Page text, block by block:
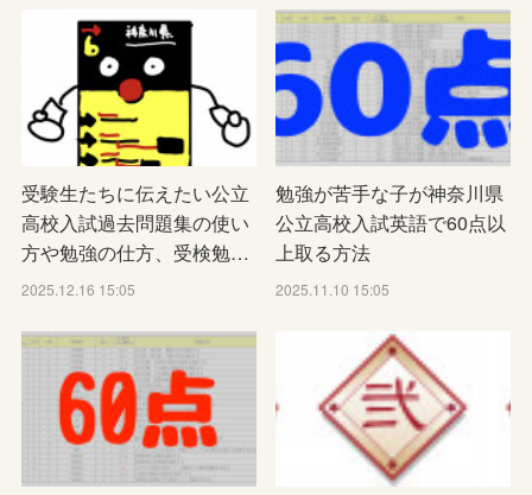
受験生たちに伝えたい公立
高校入試過去問題集の使い
方や勉強の仕方、受検勉…
2025.12.16 15:05
勉強が苦手な子が神奈川県
公立高校入試英語で60点以
上取る方法
2025.11.10 15:05